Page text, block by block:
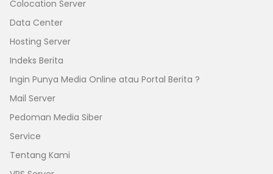
Colocation Server
Data Center
Hosting Server
Indeks Berita
Ingin Punya Media Online atau Portal Berita ?
Mail Server
Pedoman Media Siber
Service
Tentang Kami